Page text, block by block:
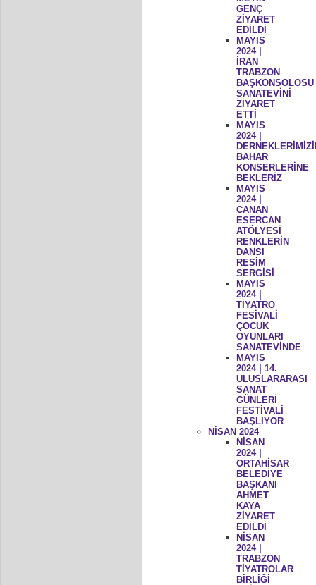
GENÇ
ZİYARET
EDİLDİ
MAYIS
2024 |
İRAN
TRABZON
BAŞKONSOLOSU
SANATEVİNİ
ZİYARET
ETTİ
MAYIS
2024 |
BAHAR
KONSERLERİNE
BEKLERİZ
MAYIS
2024 |
CANAN
ESERCAN
ATÖLYESİ
RENKLERİN
DANSI
RESİM
SERGİSİ
MAYIS
2024 |
TİYATRO
FESİVALİ
ÇOCUK
OYUNLARI
SANATEVİNDE
MAYIS
2024 | 14.
ULUSLARARASI
SANAT
GÜNLERİ
FESTİVALİ
BAŞLIYOR
NİSAN 2024
NİSAN
2024 |
ORTAHİSAR
BELEDİYE
BAŞKANI
AHMET
KAYA
ZİYARET
EDİLDİ
NİSAN
2024 |
TRABZON
TİYATROLAR
BİRLİĞİ